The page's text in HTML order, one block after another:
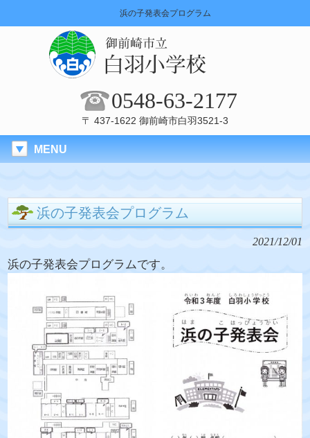
浜の子発表会プログラム
0548-63-2177
〒 437-1622 御前崎市白羽3521-3
MENU
浜の子発表会プログラム
2021/12/01
浜の子発表会プログラムです。